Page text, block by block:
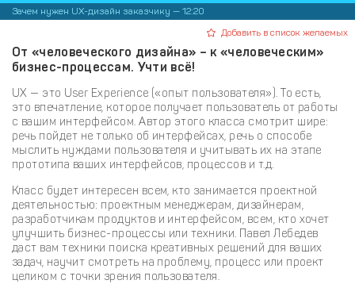
Зачем нужен UX-дизайн заказчику — 12:20
Добавить в список желаемых
От «человеческого дизайна» – к «человеческим»
бизнес-процессам. Учти всё!
UX — это User Experience («опыт пользователя»). То есть,
это впечатление, которое получает пользователь от работы
с вашим интерфейсом. Автор этого класса смотрит шире:
речь пойдет не только об интерфейсах, речь о способе
мыслить нуждами пользователя и учитывать их на этапе
прототипа ваших интерфейсов, процессов и т.д.
Класс будет интересен всем, кто занимается проектной
деятельностью: проектным менеджерам, дизайнерам,
разработчикам продуктов и интерфейсом, всем, кто хочет
улучшить бизнес-процессы или техники. Павел Лебедев
даст вам техники поиска креативных решений для ваших
задач, научит смотреть на проблему, процесс или проект
целиком с точки зрения пользователя.